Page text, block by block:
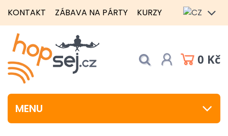
KONTAKT ZÁBAVA NA PÁRTY KURZY
0 Kč
MENU